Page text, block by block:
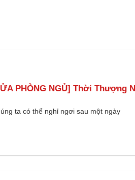
PHÒNG NGỦ] Thời Thượng
ta có thể nghỉ ngơi sau một ngày